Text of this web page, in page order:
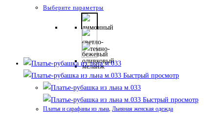
Выберите параметры
имеет
несколько
вариаций.
Опции
можно
выбрать
на
Быстрый просмотр
Быстрый просмотр
Платья и сарафаны из льна, Льняная женская одежда